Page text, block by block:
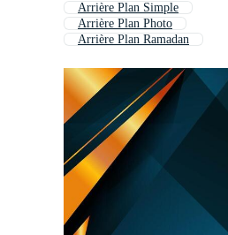
Arrière Plan Simple
Arrière Plan Photo
Arrière Plan Ramadan